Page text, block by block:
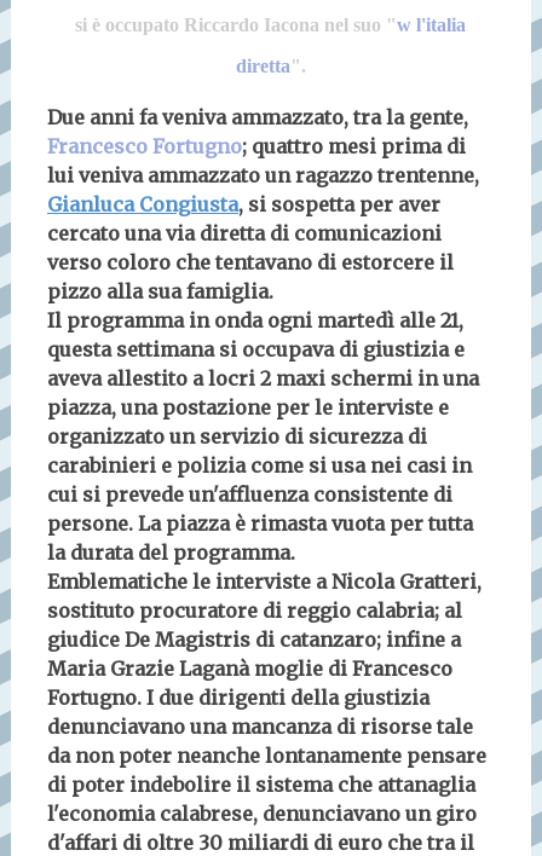
si è occupato Riccardo Iacona nel suo "w l'italia
diretta".
Due anni fa veniva ammazzato, tra la gente,
Francesco Fortugno; quattro mesi prima di
lui veniva ammazzato un ragazzo trentenne,
Gianluca Congiusta, si sospetta per aver
cercato una via diretta di comunicazioni
verso coloro che tentavano di estorcere il
pizzo alla sua famiglia.
Il programma in onda ogni martedì alle 21,
questa settimana si occupava di giustizia e
aveva allestito a locri 2 maxi schermi in una
piazza, una postazione per le interviste e
organizzato un servizio di sicurezza di
carabinieri e polizia come si usa nei casi in
cui si prevede un'affluenza consistente di
persone. La piazza è rimasta vuota per tutta
la durata del programma.
Emblematiche le interviste a Nicola Gratteri,
sostituto procuratore di reggio calabria; al
giudice De Magistris di catanzaro; infine a
Maria Grazie Laganà moglie di Francesco
Fortugno. I due dirigenti della giustizia
denunciavano una mancanza di risorse tale
da non poter neanche lontanamente pensare
di poter indebolire il sistema che attanaglia
l'economia calabrese, denunciavano un giro
d'affari di oltre 30 miliardi di euro che tra il